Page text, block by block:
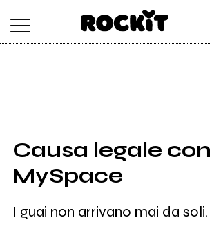
SHOP
RADIO
Causa legale
MySpace
I guai non arrivano mai da soli.